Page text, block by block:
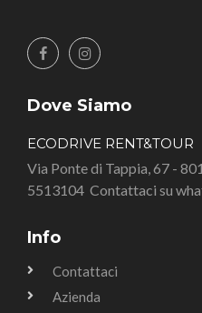
Dove Siamo
ECODRIVE RENT&TOUR
Via Ponte di Tappia, 67 -
5513104 Contattaci su
Info
Contattaci
Azienda